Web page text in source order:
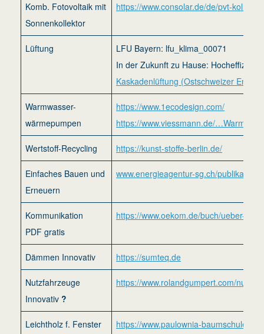
Komb. Fotovoltaik mit
Sonnenkollektor
https://www.consolar.de/de/pvt-
Lüftung
LFU Bayern: lfu_klima_00071
In der Zukunft zu Hause:
Kaskadenlüftung (Ostschweizer
Warmwasser-
wärmepumpen
https://www.1ecodesign.com/
https://www.viessmann.de/
Wertstoff-Recycling https://kunst-stoffe-berlin.de/
Einfaches Bauen und
Erneuern
www.energieagentur-sg.ch/
Kommunikation
PDF gratis
https://www.oekom.de/buch/ueber-
Dämmen Innovativ https://sumteq.de
Nutzfahrzeuge
Innovativ ?
https://www.rolandgumpert.com/
Leichtholz f. Fenster
https://www.paulownia-